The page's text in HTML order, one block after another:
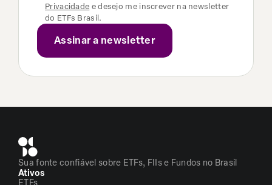
Privacidade e desejo me inscrever na newsletter
do ETFs Brasil.
Sua fonte confiável sobre ETFs, FIIs e Fundos no Brasil
Ativos
ETFs